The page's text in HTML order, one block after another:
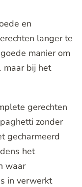
en
langer te
manier om
maar bij het
gerechten
zonder
gecharmeerd
het
waar
in verwerkt